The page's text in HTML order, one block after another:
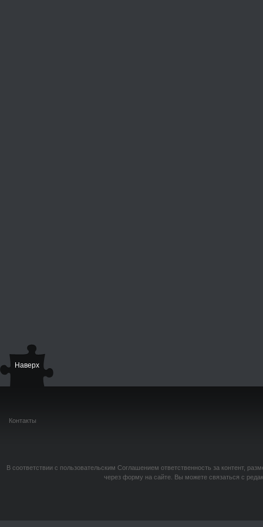
Наверх
Контакты
В соответствии с пользовательским Соглашением ответственность за контент,
через форму на сайте. Вы можете связаться с